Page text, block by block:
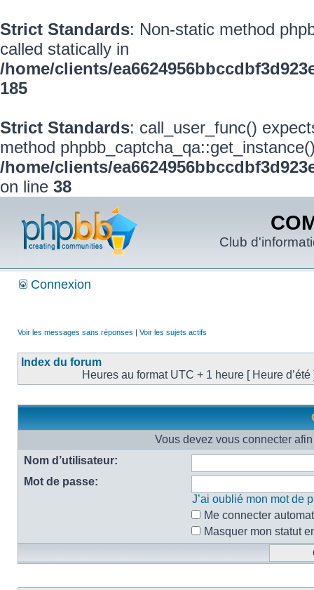
Strict Standards: Non-static method
called statically in
/home/clients/
185
Strict Standards: call_user_func()
method
/home/clients/
on line 38
Club
Connexion
Voir les messages sans réponses | Voir les sujets actifs
Index du forum
Heures au format UTC + 1 heure [ Heure d’été
Vous devez vous connecter
Nom d’utilisateur:
Mot de passe:
J’ai oublié mon mot de
Me connecter
Masquer mon statut